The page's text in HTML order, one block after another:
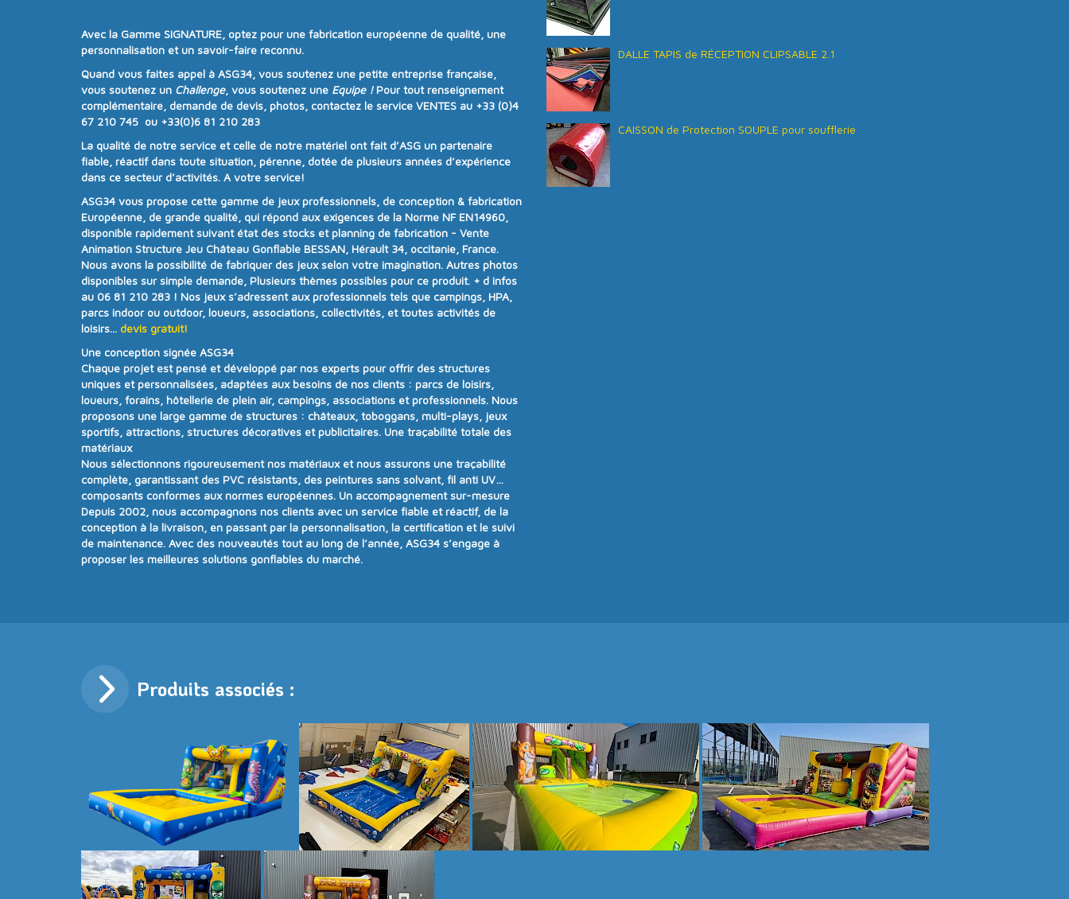
Avec la Gamme SIGNATURE , optez pour une fabrication européenne de qualité , une
personnalisation et un savoir-faire reconnu.
Quand vous faites appel à ASG34 , vous soutenez une petite entreprise française
vous soutenez un Challenge, vous soutenez une Equipe !Pour tout renseignement
complémentaire, demande de devis, photos, contactez le service VENTES au +33 (0)4
67 210 745 ou +33(0)6 81 210 283
La qualité de notre service et celle de notre matériel ont fait d’ASG un partenaire
fiable, réactif dans toute situation, pérenne, dotée de plusieurs années d’expérience
dans ce secteur d’activités. A votre service!
ASG34 vous propose cette gamme de jeux professionnels, de conception & fabrication
Européenne, de grande qualité, qui répond aux exigences de la Norme NF EN14960
disponible rapidement suivant état des stocks et planning de fabrication - Vente
Animation Structure Jeu Château Gonflable BESSAN, Hérault 34, occitanie, France.
Nous avons la possibilité de fabriquer des jeux selon votre imagination. Autres photos
disponibles sur simple demande, Plusieurs thèmes possibles pour ce produit. + d infos
au 06 81 210 283 ! Nos jeux s’adressent aux professionnels tels que campings, HPA,
parcs indoor ou outdoor, loueurs, associations, collectivités, et toutes activités de
loisirs... devis gratuit!
Une conception signée ASG34
Chaque projet est pensé et développé par nos experts pour offrir des structures
uniques et personnalisées , adaptées aux besoins de nos clients : parcs de loisirs,
loueurs, forains, hôtellerie de plein air, campings, associations et professionnels. Nous
proposons une large gamme de structures : châteaux, toboggans, multi-plays, jeux
sportifs, attractions, structures décoratives et publicitaires. Une traçabilité totale des
matériaux
Nous sélectionnons rigoureusement nos matériaux et nous assurons une traçabilité
complète , garantissant des PVC résistants, des peintures sans solvant, fil anti UV…
composants conformes aux normes européennes. Un accompagnement sur-mesure
Depuis 2002 , nous accompagnons nos clients avec un service fiable et réactif, de la
conception à la livraison, en passant par la personnalisation, la certification et le suivi
de maintenance. Avec des nouveautés tout au long de l’année , ASG34 s’engage à
proposer les meilleures solutions gonflables du marché.
DALLE TAPIS de RÉCEPTION CLIPSABLE 2.1
CAISSON de Protection SOUPLE pour soufflerie
Produits associés :